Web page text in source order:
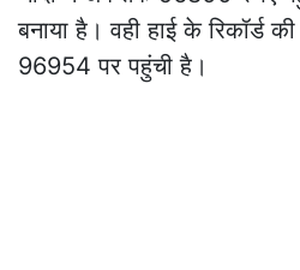
price